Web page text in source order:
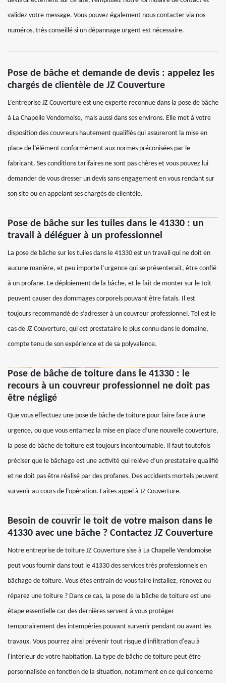
validez votre message. Vous pouvez également nous contacter via nos
numéros, très conseillé si un dépannage urgent est nécessaire.
Pose de bâche et demande de devis : appelez les
chargés de clientèle de JZ Couverture
L’entreprise JZ Couverture est une experte reconnue dans la pose de bâche
à La Chapelle Vendomoise, mais aussi dans ses environs. Elle met à votre
disposition des couvreurs hautement qualifiés qui assureront la mise en
place de l’élément conformément aux normes préconisées par le
fabricant. Ses conditions tarifaires ne sont pas chères et vous pouvez lui
demander de vous dresser un devis sans engagement en vous rendant sur
son site ou en appelant ses chargés de clientèle.
Pose de bâche sur les tuiles dans le 41330 : un
travail à déléguer à un professionnel
La pose de bâche sur les tuiles dans le 41330 est un travail qui ne doit en
aucune manière, et peu importe l’urgence qui se présenterait, être confié
à un profane. Le déploiement de la bâche, et le fait de monter sur le toit
peuvent causer des dommages corporels pouvant être fatals. Il est
toujours recommandé de s’adresser à un couvreur professionnel. Tel est le
cas de JZ Couverture, qui est prestataire le plus connu dans le domaine,
compte tenu de son expérience et de sa polyvalence.
Pose de bâche de toiture dans le 41330 : le
recours à un couvreur professionnel ne doit pas
être négligé
Que vous effectuez une pose de bâche de toiture pour faire face à une
urgence, ou que vous entamez la mise en place d’une nouvelle couverture,
la pose de bâche de toiture est toujours incontournable. Il faut toutefois
préciser que le bâchage est une activité qui relève d’un prestataire qualifié
et ne doit pas être réalisé par des profanes. Des accidents mortels peuvent
survenir au cours de l’opération. Faites appel à JZ Couverture.
Besoin de couvrir le toit de votre maison dans le
41330 avec une bâche ? Contactez JZ Couverture
Notre entreprise de toiture JZ Couverture sise à La Chapelle Vendomoise
peut vous fournir dans tout le 41330 des services très professionnels en
bâchage de toiture. Vous êtes entrain de vous faire installez, rénovez ou
réparez une toiture ? Dans ce cas, la pose de la bâche de toiture est une
étape essentielle car des dernières servent à vous protéger
temporairement des intempéries pouvant survenir pendant ou avant les
travaux. Vous pourrez ainsi prévenir tout risque d'infiltration d'eau à
l'intérieur de votre habitation. La type de bâche de toiture peut être
personnalisée en fonction de la situation, notamment en ce qui concerne